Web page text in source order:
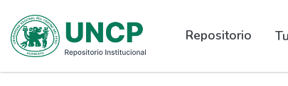
Repositorio